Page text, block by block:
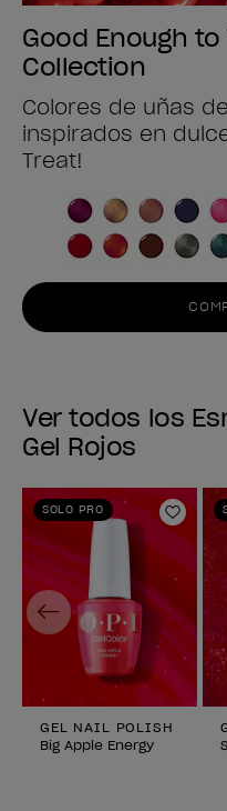
Good Enough
Collection
Colores de uñas
inspirados en
Treat!
Ver todos los
Gel Rojos
SOLO PRO
GEL NAIL POLISH
Big Apple Energy
Previous